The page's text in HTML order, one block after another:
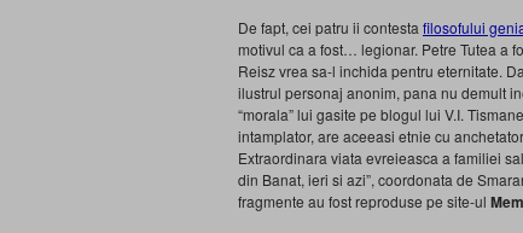
De fapt, cei patru ii contesta filosofului
motivul ca a fost… legionar. Petre Tutea a
Reisz vrea sa-l inchida pentru eternitate.
ilustrul personaj anonim, pana nu demult
“morala” lui gasite pe blogul lui V.I.
intamplator, are aceeasi etnie cu
Extraordinara viata evreieasca a familiei
din Banat, ieri si azi”, coordonata de
fragmente au fost reproduse pe site-ul